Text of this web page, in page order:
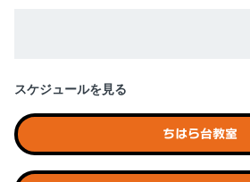
スケジュールを見る
ちはら台教室